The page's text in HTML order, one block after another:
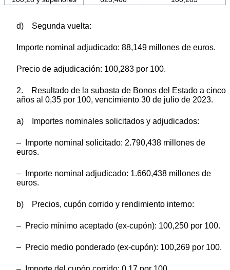
d) Segunda vuelta:
Importe nominal adjudicado: 88,149 millones de euros.
Precio de adjudicación: 100,283 por 100.
2. Resultado de la subasta de Bonos del Estado a cinco
años al 0,35 por 100, vencimiento 30 de julio de 2023.
a) Importes nominales solicitados y adjudicados:
– Importe nominal solicitado: 2.790,438 millones de
euros.
– Importe nominal adjudicado: 1.660,438 millones de
euros.
b) Precios, cupón corrido y rendimiento interno:
– Precio mínimo aceptado (ex-cupón): 100,250 por 100.
– Precio medio ponderado (ex-cupón): 100,269 por 100.